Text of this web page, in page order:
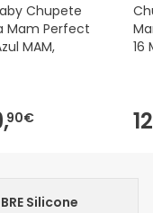
Chupete
Mam Perfect
MAM,
90€
16
Silicone